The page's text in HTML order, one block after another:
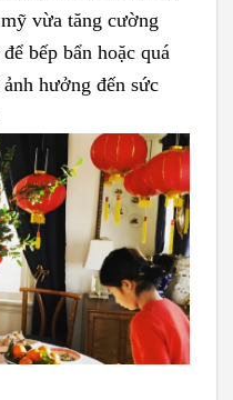
vừa tăng cường
bếp bẩn hoặc quá
hưởng đến sức